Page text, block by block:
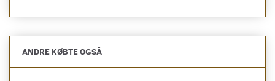
ANDRE KØBTE OGSÅ